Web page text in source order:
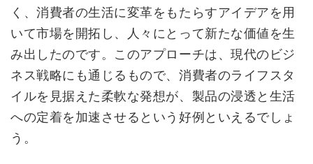
く、消費者の生活に変革をもたらすアイデアを用
いて市場を開拓し、人々にとって新たな価値を生
み出したのです。このアプローチは、現代のビジ
ネス戦略にも通じるもので、消費者のライフスタ
イルを見据えた柔軟な発想が、製品の浸透と生活
への定着を加速させるという好例といえるでしょ
う。